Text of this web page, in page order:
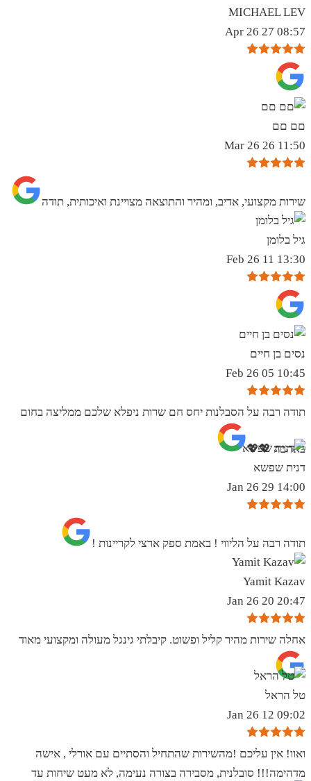
MICHAEL LEV
08:57 27 Apr 26
םם םם
11:50 26 Mar 26
שירות מקצועי, אדיב, ומהיר והתוצאה מצויינת ואיכותית, תודה
גיל בלומן
13:30 11 Feb 26
נסים בן חיים
10:45 05 Feb 26
תודה רבה על הסבלנות יחס חם שרות ניפלא שלכם ממליצה בחום
באהבה 💖💖
דנית שפשא
14:00 29 Jan 26
תודה רבה על הליווי ! באמת ספק ארצי לקריינות !
Yamit Kazav
20:47 20 Jan 26
אחלה שירות מהיר קליל ופשוט. קיבלתי גינגל מעולה ומקצועי מאוד
טל הראל
09:02 12 Jan 26
ואוו! אין עליכם !מהשירות שהתחיל והסתיים עם אורלי , אישה
מדהימה!!! סובלנית, מסבירה בצורה נעימה, לא מעט שיחות עד